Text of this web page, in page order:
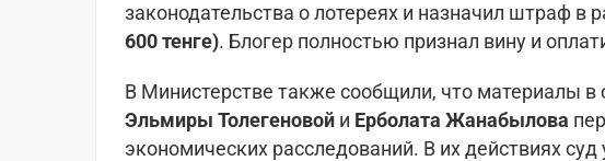
законодательства о лотереях и назначил штраф в
600 тенге). Блогер полностью признал вину и
В Министерстве также сообщили, что материалы в
Эльмиры Толегеновой и Ерболата Жанабылова
экономических расследований. В их действиях суд